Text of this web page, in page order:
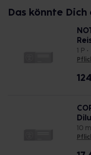
Das könnte
1 P •
10